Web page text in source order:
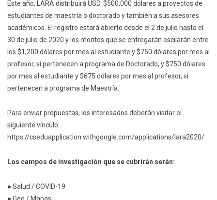
Este año, LARA distribuirá USD. $500,000 dólares a proyectos de
estudiantes de maestría o doctorado y también a sus asesores
académicos. El registro estará abierto desde el 2 de julio hasta el
30 de julio de 2020 y los montos que se entregarán oscilarán entre
los $1,200 dólares por mes al estudiante y $750 dólares por mes al
profesor, si pertenecen a programa de Doctorado, y $750 dólares
por mes al estudiante y $675 dólares por mes al profesor, si
pertenecen a programa de Maestría.
Para enviar propuestas, los interesados deberán visitar el
siguiente vínculo:
https://cseduapplication.withgoogle.com/applications/lara2020/
Los campos de investigación que se cubrirán serán:
● Salud / COVID-19